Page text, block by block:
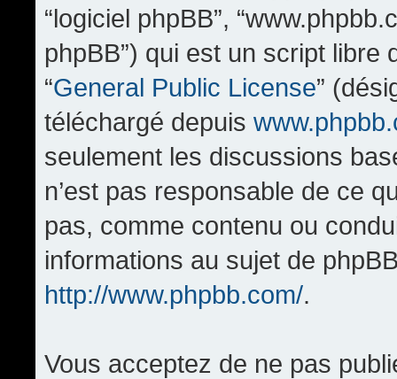
“logiciel phpBB”,
phpBB”) qui est un script
“General Public License”
téléchargé depuis
seulement les discussions
n’est pas responsable de ce
pas, comme contenu ou
informations au sujet de
http://www.phpbb.com/.
Vous acceptez de ne pas